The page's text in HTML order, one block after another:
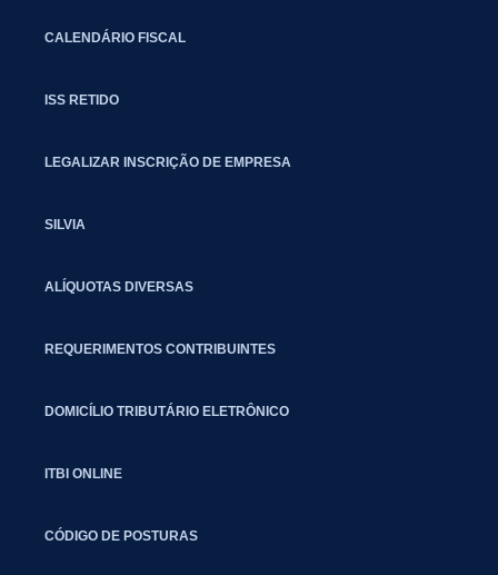
CALENDÁRIO FISCAL
ISS RETIDO
LEGALIZAR INSCRIÇÃO DE EMPRESA
SILVIA
ALÍQUOTAS DIVERSAS
REQUERIMENTOS CONTRIBUINTES
DOMICÍLIO TRIBUTÁRIO ELETRÔNICO
ITBI ONLINE
CÓDIGO DE POSTURAS